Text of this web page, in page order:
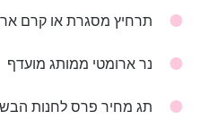
תרחיץ מסגרת או קרם
נר ארומטי ממותג מועדף
תג מחיר פרס לחנות